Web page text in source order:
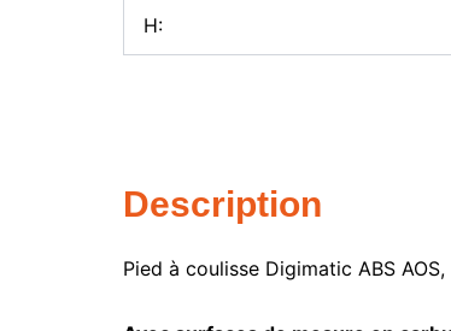
H:
Description
Pied à coulisse Digimatic ABS